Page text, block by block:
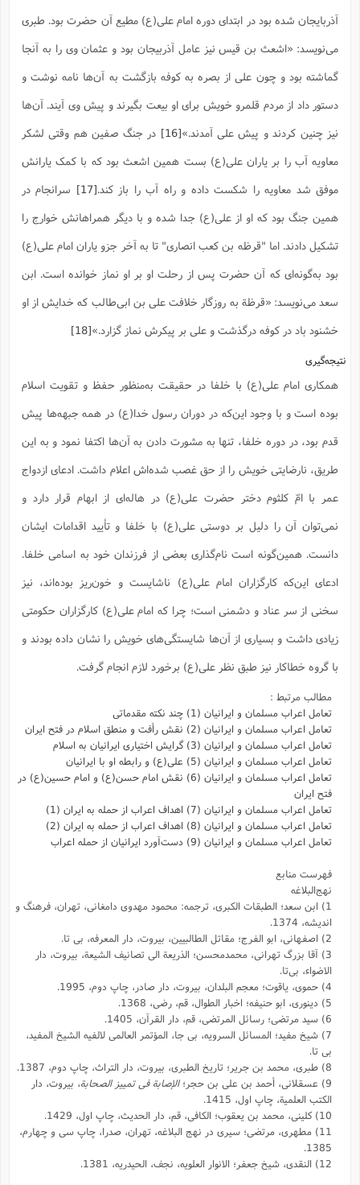
آذربایجان شده بود در ابتدای دوره امام علی(ع) مطیع آن حضرت بود. طبری
می‌‌نویسد: «اشعث بن قیس نیز عامل آذربیجان بود و عثمان وى را به آنجا
گماشته بود و چون على از بصره به کوفه بازگشت به آن‌ها نامه نوشت و
دستور داد از مردم قلمرو خویش براى او بیعت بگیرند و پیش وى آیند. آن‌ها
نیز چنین کردند و پیش على آمدند.»[16]
در جنگ صفین هم وقتی لشکر
معاویه آب را بر یاران علی(ع)‌ بست همین اشعث بود که با کمک یارانش
موفق شد معاویه را شکست داده و راه آب را باز کند.[17]
سرانجام در
همین جنگ بود که او از علی(ع) جدا شده و با دیگر همراهانش خوارج را
تشکیل دادند. اما "قرظه بن کعب انصاری" تا به آخر جزو یاران امام علی(ع)
بود به‌گونه‌ای که آن حضرت پس از رحلت او بر او نماز خوانده است. ابن
سعد می‌نویسد: «قرظة به روزگار خلافت على بن ابى‌طالب که خدایش از او
خشنود باد در کوفه درگذشت و على بر پیکرش نماز گزارد.»[18]
نتیجه‌گیری
همکاری امام علی(ع) با خلفا در حقیقت به‌منظور حفظ و تقویت اسلام
بوده است و با وجود این‌که در دوران رسول خدا(ع) در همه جبهه‌ها پیش
قدم بود، در دوره خلفا، تنها به مشورت دادن به آن‌ها اکتفا نمود و به این
طریق، نارضایتی خویش را از حق غصب شده‌اش اعلام داشت. ادعای ازدواج
عمر با امّ کلثوم دختر حضرت علی(ع) در هاله‌ای از ابهام قرار دارد و
نمی‌توان آن را دلیل بر دوستی علی(ع) با خلفا و تأیید اقدامات ایشان
دانست. همین‌گونه است نام‌گذاری بعضی از فرزندان خود به اسامی خلفا.
ادعای این‌که کارگزاران امام علی(ع) ناشایست و خون‌ریز بوده‌اند، نیز
سخنی از سر عناد و دشمنی است؛ چرا که امام علی(ع) کارگزاران حکومتی
زیادی داشت و بسیاری از آن‌ها شایستگی‌های خویش را نشان داده بودند و
با گروه خطاکار نیز طبق نظر علی(ع) برخورد لازم انجام گرفت.
مطالب مرتبط :
تعامل اعراب مسلمان و ایرانیان (1) چند نکته مقدماتی
تعامل اعراب مسلمان و ایرانیان (2) نقش رأفت و منطق اسلام در فتح ایران
تعامل اعراب مسلمان و ایرانیان (3) گرایش اختیاری ایرانیان به اسلام
تعامل اعراب مسلمان و ایرانیان (5) علی(ع) و رابطه‌ او با ایرانیان
تعامل اعراب مسلمان و ایرانیان (6) نقش امام حسن(ع) و امام حسین(ع) در
فتح ایران
تعامل اعراب مسلمان و ایرانیان (7) اهداف اعراب از حمله به ایران (1)
تعامل اعراب مسلمان و ایرانیان (8) اهداف اعراب از حمله به ایران (2)
تعامل اعراب مسلمان و ایرانیان (9) دست‌آورد ایرانیان از حمله اعراب
فهرست منابع
نهج‌البلاغه
1) ابن سعد؛ الطبقات الکبری، ترجمه: محمود مهدوی دامغانی، تهران، فرهنگ و
اندیشه، 1374.
2) اصفهانی، ابو الفرج؛ مقاتل الطالبیین، بیروت، دار المعرفه، بی تا.
3) آقا‌ بزرگ تهرانی، محمدمحسن؛ الذریعة الی تصانیف الشیعة، بیروت، دار
الاضواء، بی‌تا.
4) حموی، یاقوت؛ معجم البلدان، بیروت، دار صادر، چاپ دوم، 1995.
5) دینوری، ابو حنیفه؛ اخبار الطوال، قم، رضی، 1368.
6) سید مرتضی؛ ‌رسائل المرتضی، قم، دار القرآن، 1405.
7) شیخ مفید؛ المسائل السرویه، بی جا، المؤتمر العالمی لالفیه الشیخ المفید،
بی تا.
8) طبری، محمد بن جریر؛ تاریخ الطبری، بیروت، دار التراث، چاپ دوم، 1387.
9) عسقلانی، أحمد بن علی بن حجر؛
الإصابة فی تمییز الصحابة، بیروت، دار
الکتب العلمیة، چاپ اول، 1415.
10) کلینی، محمد بن یعقوب؛ الکافی، قم، دار الحدیث، چاپ اول، 1429.
11) مطهری، مرتضی؛ سیری در نهج البلاغه، تهران، صدرا، چاپ سی و چهارم،
1385.
12) النقدی، شیخ جعفر؛ الانوار العلویه، نجف، الحیدریه، 1381.